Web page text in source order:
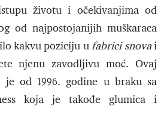
životu i očekivanjima od
od najpostojanijih muškaraca
kakvu poziciju ufabrici snovai
njenu zavodljivu moć. Ovaj
je od 1996. godine u braku sa
koja je takođe glumica i